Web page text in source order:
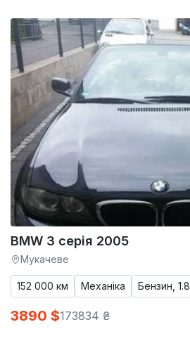
BMW 3 серія 2005
Мукачеве
152 000 км Механіка Бензин, 1.8
3890 $173834 ₴